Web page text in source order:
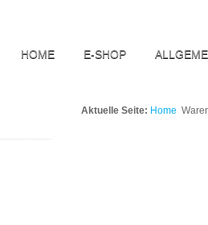
HOME E-SHOP
Aktuelle Seite: Home